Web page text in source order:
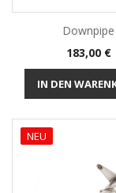
Downpipe
Preis
183,00 €
IN DEN
NEU